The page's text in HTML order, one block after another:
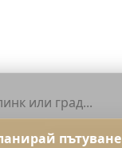
пътуване